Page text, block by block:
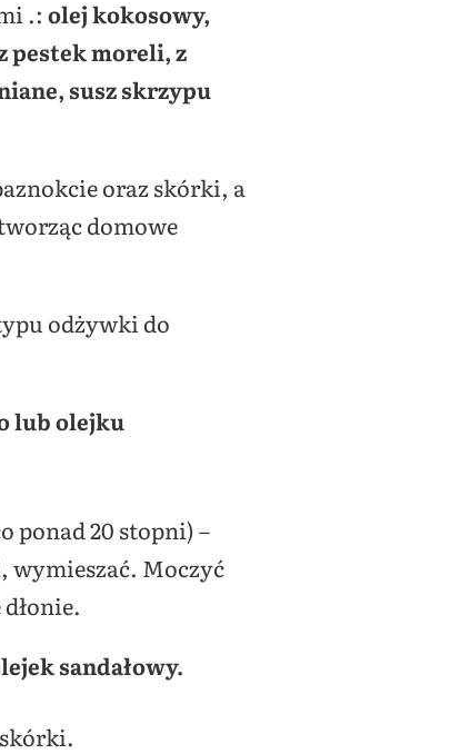
.: olej kokosowy,
pestek moreli, z
susz skrzypu
oraz skórki, a
domowe
odżywki do
lub olejku
ponad 20 stopni) –
wymieszać. Moczyć
sandałowy.